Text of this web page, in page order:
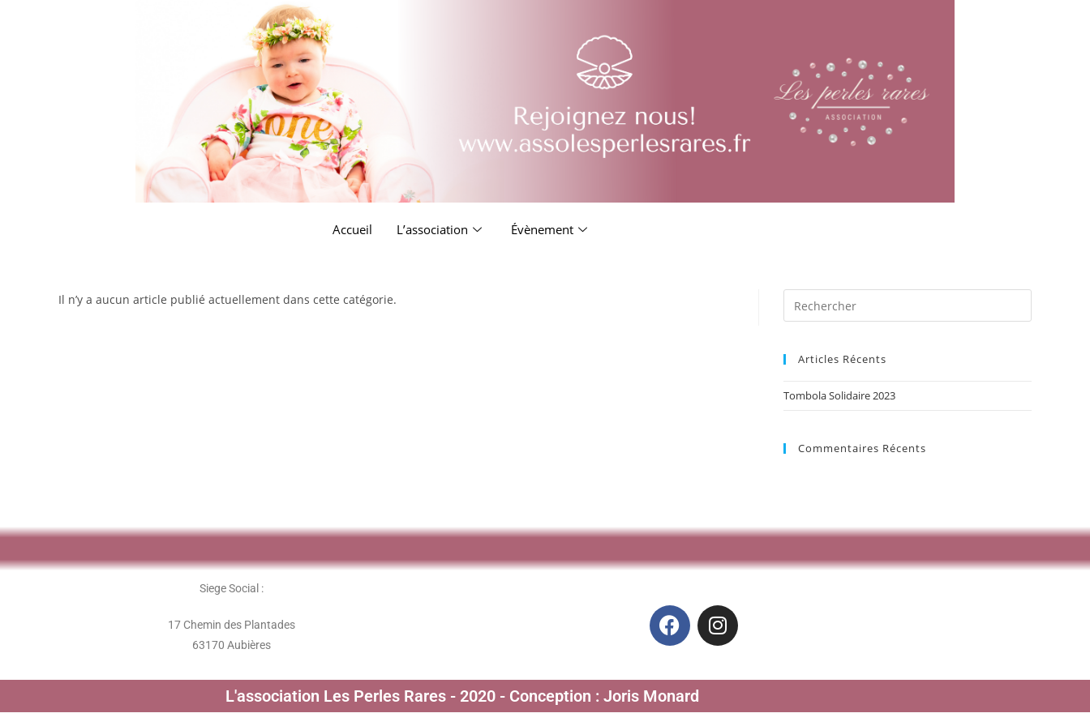
Accueil L’association Évènement
Il n’y a aucun article publié actuellement dans cette catégorie.
Articles Récents
Tombola Solidaire 2023
Commentaires Récents
Siege Social :
17 Chemin des Plantades
63170 Aubières
L'association Les Perles Rares - 2020 - Conception : Joris Monard